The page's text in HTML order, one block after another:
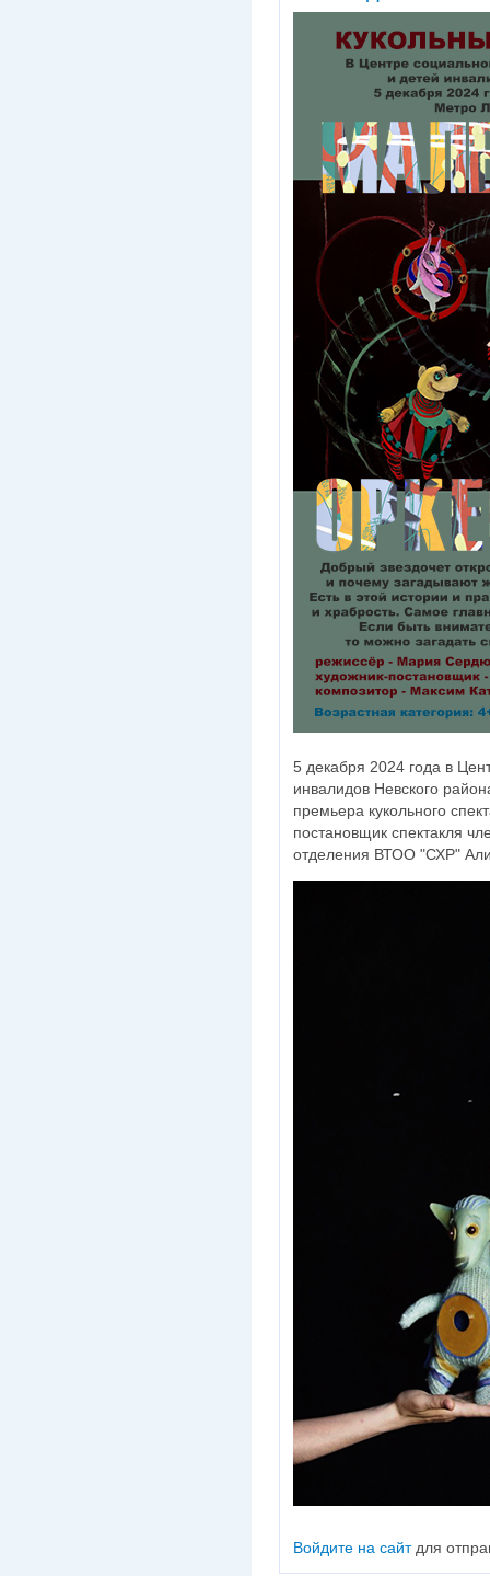
5 декабря 2024 года в
инвалидов Невского
премьера кукольного
постановщик спектакля
отделения ВТОО "СХР"
Войдите на сайтдля